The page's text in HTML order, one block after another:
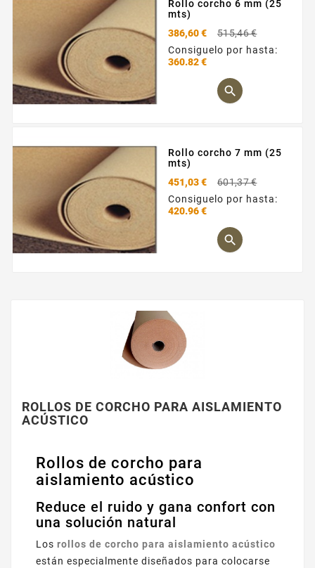
Rollo corcho 6 mm (25
mts)
386,60 €
515,46 €
Consiguelo por hasta:
360.82 €

Rollo corcho 7 mm (25
mts)
451,03 €
601,37 €
Consiguelo por hasta:
420.96 €

ROLLOS DE CORCHO PARA AISLAMIENTO
ACÚSTICO
Rollos de corcho para
aislamiento acústico
Reduce el ruido y gana confort con
una solución natural
Los rollos de corcho para aislamiento acústico
están especialmente diseñados para colocarse